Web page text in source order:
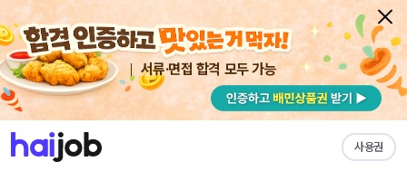
서류·면접 합격 모두 가능
사용권
채용공고 자소서 자유항목 자소서 내 작성목록
NHN 즐겨찾기
[NHN waplat]와플랫 국가과제 운영/정산(계약직)